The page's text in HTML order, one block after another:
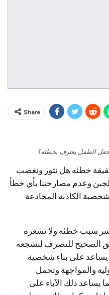
Share
الطفل يعترف بخطئه؟
خطئه هل نثور ونغضب
وعدم مصارحتنا بأي خطأ
الكاذبة المخادعة
سبب خطئه ولا نشعره
الصحيح للتصرف لنشجعه
على بناء شخصية
والمواجهة وتحمل
يساعد ذلك الآباء على